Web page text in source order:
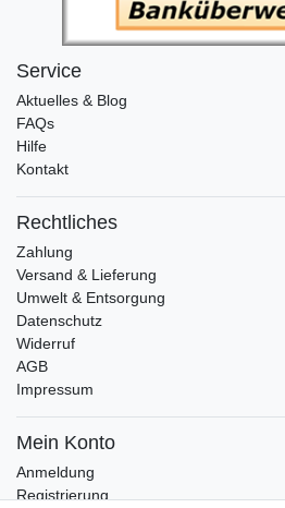
Service
Aktuelles & Blog
FAQs
Hilfe
Kontakt
Rechtliches
Zahlung
Versand & Lieferung
Umwelt & Entsorgung
Datenschutz
Widerruf
AGB
Impressum
Mein Konto
Anmeldung
Registrierung